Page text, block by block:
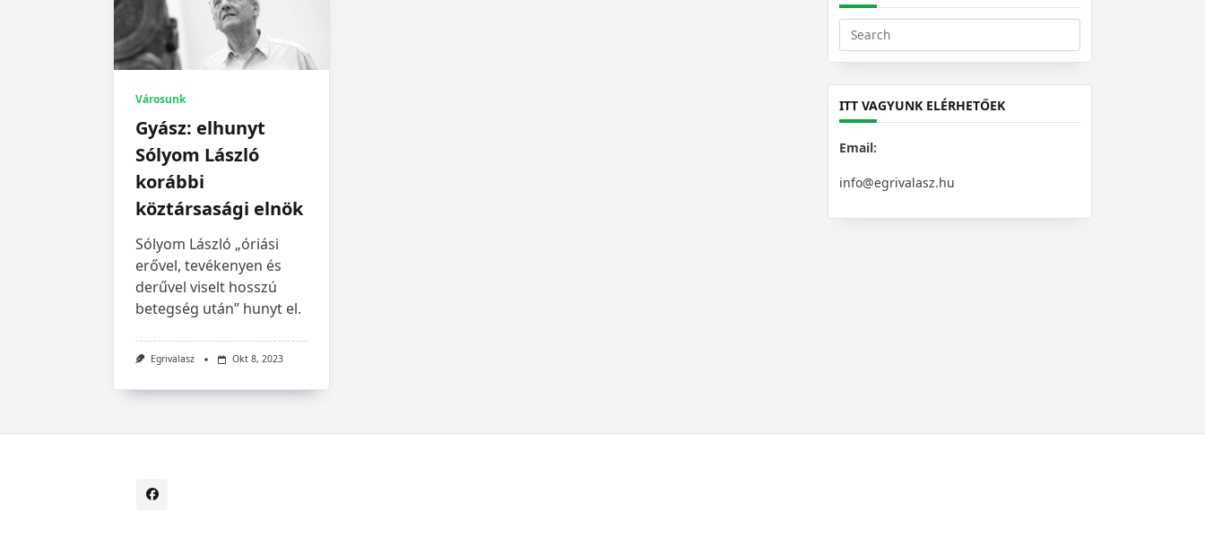
Városunk
Gyász: elhunyt
Sólyom László
korábbi
köztársasági elnök
Sólyom László „óriási
erővel, tevékenyen és
derűvel viselt hosszú
betegség után” hunyt el.
Egrivalasz Okt 8, 2023
Search
for:
ITT VAGYUNK ELÉRHETŐEK
Email:
info@egrivalasz.hu